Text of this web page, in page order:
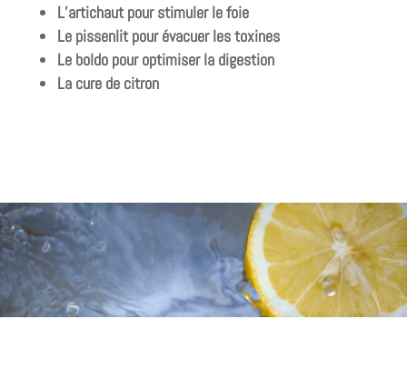
L’artichaut pour stimuler le foie
Le pissenlit pour évacuer les toxines
Le boldo pour optimiser la digestion
La cure de citron